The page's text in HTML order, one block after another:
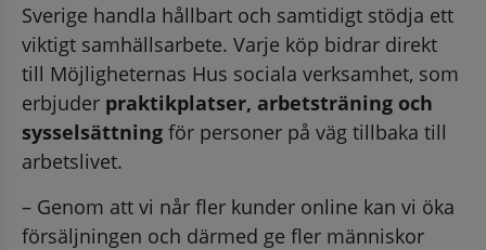
Sverige handla hållbart och samtidigt stödja ett
viktigt samhällsarbete. Varje köp bidrar direkt
till Möjligheternas Hus sociala verksamhet, som
erbjuder praktikplatser, arbetsträning och
sysselsättning för personer på väg tillbaka till
arbetslivet.
– Genom att vi når fler kunder online kan vi öka
försäljningen och därmed ge fler människor